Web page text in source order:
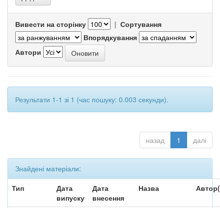
Вивести на сторінку | Сортування
Впорядкування
Автори
Результати 1-1 зі 1 (час пошуку: 0.003 секунди).
назад 1 далі
Знайдені матеріали:
Тип
Дата
випуску
Дата
внесення
Назва